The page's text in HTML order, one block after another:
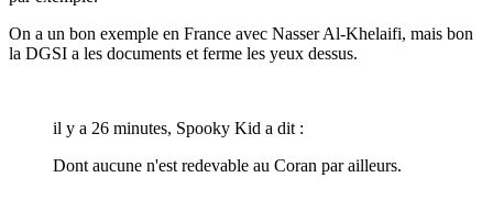
On a un bon exemple en France avec Nasser Al-Khelaifi, mais bon
la DGSI a les documents et ferme les yeux dessus.
il y a 26 minutes, Spooky Kid a dit :
Dont aucune n'est redevable au Coran par ailleurs.